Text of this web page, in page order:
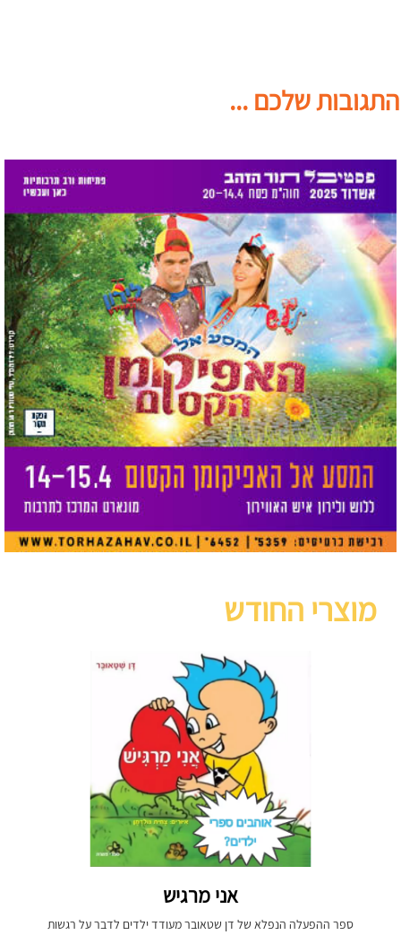
התגובות שלכם ...
מוצרי החודש
אני מרגיש
ספר ההפעלה הנפלא של דן שטאובר מעודד ילדים לדבר על רגשות